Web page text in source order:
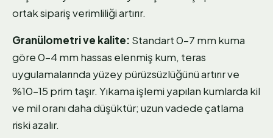
ortak sipariş verimliliği artırır.
Granülometri ve kalite: Standart 0–7 mm kuma
göre 0–4 mm hassas elenmiş kum, teras
uygulamalarında yüzey pürüzsüzlüğünü artırır ve
%10–15 prim taşır. Yıkama işlemi yapılan kumlarda kil
ve mil oranı daha düşüktür; uzun vadede çatlama
riski azalır.